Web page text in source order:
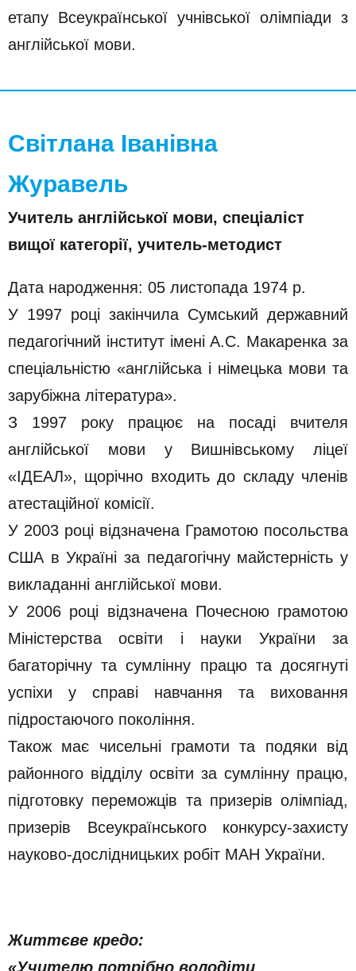
етапу Всеукраїнської учнівської олімпіади з
англійської мови.
Світлана Іванівна
Журавель
Учитель англійської мови, спеціаліст
вищої категорії, учитель-методист
Дата народження: 05 листопада 1974 р.
У 1997 році закінчила Сумський державний
педагогічний інститут імені А.С. Макаренка за
спеціальністю «англійська і німецька мови та
зарубіжна література».
З 1997 року працює на посаді вчителя
англійської мови у Вишнівському ліцеї
«ІДЕАЛ», щорічно входить до складу членів
атестаційної комісії.
У 2003 році відзначена Грамотою посольства
США в Україні за педагогічну майстерність у
викладанні англійської мови.
У 2006 році відзначена Почесною грамотою
Міністерства освіти і науки України за
багаторічну та сумлінну працю та досягнуті
успіхи у справі навчання та виховання
підростаючого покоління.
Також має чисельні грамоти та подяки від
районного відділу освіти за сумлінну працю,
підготовку переможців та призерів олімпіад,
призерів Всеукраїнського конкурсу-захисту
науково-дослідницьких робіт МАН України.
Життєве кредо:
«Учителю потрібно володіти